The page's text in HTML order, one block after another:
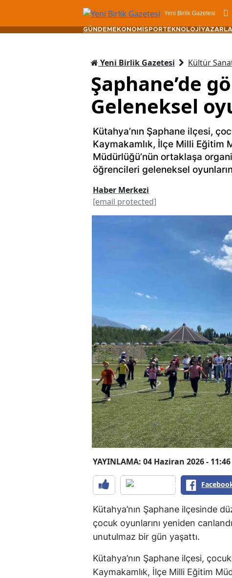
Yeni Birlik Gazetesi
GÜNDEM EKONOMİ SPORTEKNOLOJİ
Yeni Birlik Gazetesi Kültür
Şaphane’de
Geleneksel
Kütahya’nın Şaphane ilçesi,
Kaymakamlık, İlçe Milli Eğitim
Müdürlüğü’nün ortaklaşa
öğrencileri geleneksel
Haber Merkezi
[email protected]
YAYINLAMA: 04 Haziran 2026 - 11:46
Kütahya’nın Şaphane ilçesinde
çocuk oyunlarını yeniden
unutulmaz bir gün yaşattı.
Kütahya’nın Şaphane ilçesi,
Kaymakamlık, İlçe Milli Eğitim